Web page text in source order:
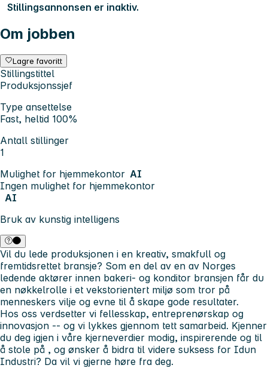
Stillingsannonsen er inaktiv.
Om jobben
Lagre favoritt
Stillingstittel
Produksjonssjef
Type ansettelse
Fast, heltid 100%
Antall stillinger
1
Mulighet for hjemmekontor AI
Ingen mulighet for hjemmekontor
AI
Bruk av kunstig intelligens
Vil du lede produksjonen i en kreativ, smakfull og
fremtidsrettet bransje? Som en del av en av Norges
ledende aktører innen bakeri- og konditor bransjen får du
en nøkkelrolle i et vekstorientert miljø som tror på
menneskers vilje og evne til å skape gode resultater.
Hos oss verdsetter vi fellesskap, entreprenørskap og
innovasjon -- og vi lykkes gjennom tett samarbeid. Kjenner
du deg igjen i våre kjerneverdier modig, inspirerende og til
å stole på , og ønsker å bidra til videre suksess for Idun
Industri? Da vil vi gjerne høre fra deg.